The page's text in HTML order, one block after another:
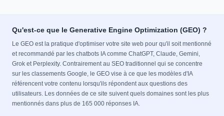
Qu'est-ce que le Generative Engine Optimization (GEO) ?
Le GEO est la pratique d'optimiser votre site web pour qu'il soit mentionné
et recommandé par les chatbots IA comme ChatGPT, Claude, Gemini,
Grok et Perplexity. Contrairement au SEO traditionnel qui se concentre
sur les classements Google, le GEO vise à ce que les modèles d'IA
référencent votre contenu lorsqu'ils répondent aux questions des
utilisateurs. Les données de ce site suivent quels domaines sont les plus
mentionnés dans plus de 165 000 réponses IA.